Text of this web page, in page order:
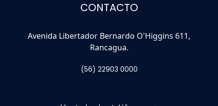
CONTACTO
Avenida Libertador Bernardo O'Higgins 611,
Rancagua.
(56) 22903 0000